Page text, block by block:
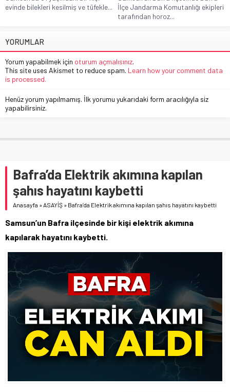
evinde bilekleri kesilmiş ve tüfekle...
İlçe Jandarma Komutanlığı ekipleri
tarafından horoz...
YORUMLAR
Yorum yapabilmek için oturum açmalısınız.
This site uses Akismet to reduce spam. Learn how your comment data
is processed.
Henüz yorum yapılmamış. İlk yorumu yukarıdaki form aracılığıyla siz
yapabilirsiniz.
Bafra’da Elektrik akımına kapılan
şahıs hayatını kaybetti
Anasayfa »ASAYİŞ » Bafra’da Elektrik akımına kapılan şahıs hayatını kaybetti
Samsun’un Bafra ilçesinde bir kişi elektrik akımına
kapılarak hayatını kaybetti.